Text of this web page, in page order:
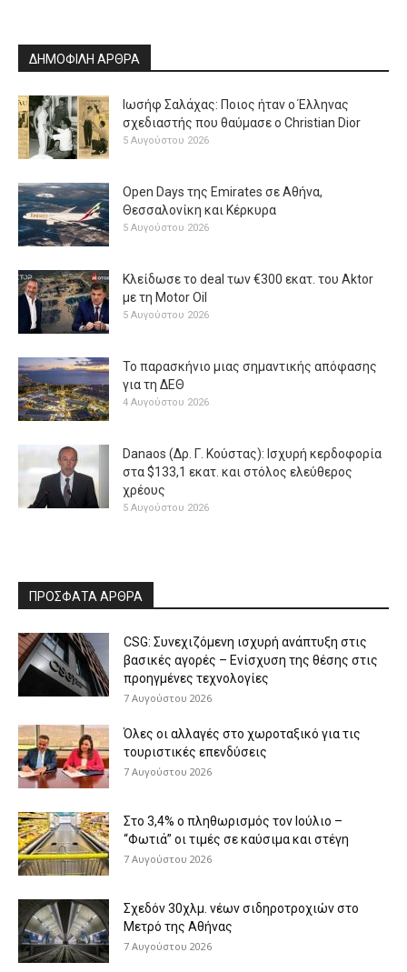
ΔΗΜΟΦΙΛΗ ΑΡΘΡΑ
Ιωσήφ Σαλάχας: Ποιος ήταν ο Έλληνας
σχεδιαστής που θαύμασε ο Christian Dior
5 Αυγούστου 2026
Open Days της Emirates σε Αθήνα,
Θεσσαλονίκη και Κέρκυρα
5 Αυγούστου 2026
Κλείδωσε το deal των €300 εκατ. του Aktor
με τη Μotor Oil
5 Αυγούστου 2026
Το παρασκήνιο μιας σημαντικής απόφασης
για τη ΔΕΘ
4 Αυγούστου 2026
Danaos (Δρ. Γ. Κούστας): Ισχυρή κερδοφορία
στα $133,1 εκατ. και στόλος ελεύθερος
χρέους
5 Αυγούστου 2026
ΠΡΟΣΦΑΤΑ ΑΡΘΡΑ
CSG: Συνεχιζόμενη ισχυρή ανάπτυξη στις
βασικές αγορές – Ενίσχυση της θέσης στις
προηγμένες τεχνολογίες
7 Αυγούστου 2026
Όλες οι αλλαγές στο χωροταξικό για τις
τουριστικές επενδύσεις
7 Αυγούστου 2026
Στο 3,4% ο πληθωρισμός τον Ιούλιο –
“Φωτιά” οι τιμές σε καύσιμα και στέγη
7 Αυγούστου 2026
Σχεδόν 30χλμ. νέων σιδηροτροχιών στο
Μετρό της Αθήνας
7 Αυγούστου 2026